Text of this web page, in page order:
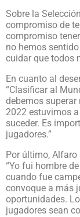
Sobre la
compromiso de
compromiso
no hemos
cuidar que todos
En cuanto al
“Clasificar al
debemos
2022 estuvimos
suceder. Es
jugadores.”
Por último,
“Yo fui hombre
cuando fue
convoque a más
oportunidades.
jugadores sean